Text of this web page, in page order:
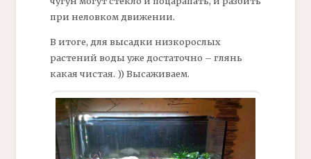
при неловком движении.
В итоге, для высадки низкорослых
растений воды уже достаточно – глянь
какая чистая. )) Высаживаем.